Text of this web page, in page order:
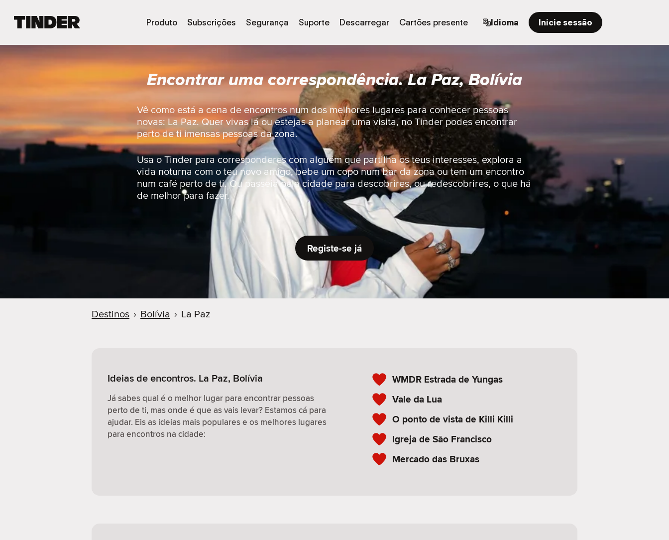
n
i
a
l
Produto Subscrições Segurança Suporte Descarregar Cartões presente Idioma Inicie sessão
Encontrar uma correspondência. La Paz, Bolívia
Vê como está a cena de encontros num dos melhores lugares para conhecer pessoas
novas: La Paz. Quer vivas lá ou estejas a planear uma visita, no Tinder podes encontrar
perto de ti imensas pessoas da zona.
Usa o Tinder para corresponderes com alguém que partilha os teus interesses, explora a
vida noturna com o teu novo amigo, bebe um copo num bar da zona ou tem um encontro
num café perto de ti. Ou passeia pela cidade para descobrires, ou redescobrires, o que há
de melhor para fazer.
Registe-se já
Destinos › Bolívia › La Paz
Ideias de encontros. La Paz, Bolívia
Já sabes qual é o melhor lugar para encontrar pessoas
perto de ti, mas onde é que as vais levar? Estamos cá para
ajudar. Eis as ideias mais populares e os melhores lugares
para encontros na cidade:
WMDR Estrada de Yungas
Vale da Lua
O ponto de vista de Killi Killi
Igreja de São Francisco
Mercado das Bruxas